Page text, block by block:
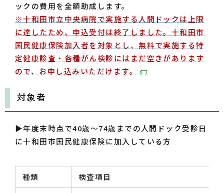
ックの費用を全額助成します。
※十和田市立中央病院で実施する人間ドックは上限
に達したため、申込受付は終了しました。十和田市
国民健康保険加入者を対象とし、無料で実施する特
定健康診査・各種がん検診にはまだ空きがあります
ので、お申し込みいただけます。
対象者
▶年度末時点で40歳～74歳までの人間ドック受診日
に十和田市国民健康保険に加入している方
種類 検査項目